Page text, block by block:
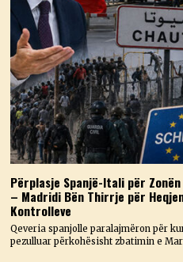
Përplasje Spanjë-Itali për
– Madridi Bën Thirrje për
Kontrolleve
Qeveria spanjolle paralajmëron për
pezulluar përkohësisht zbatimin e